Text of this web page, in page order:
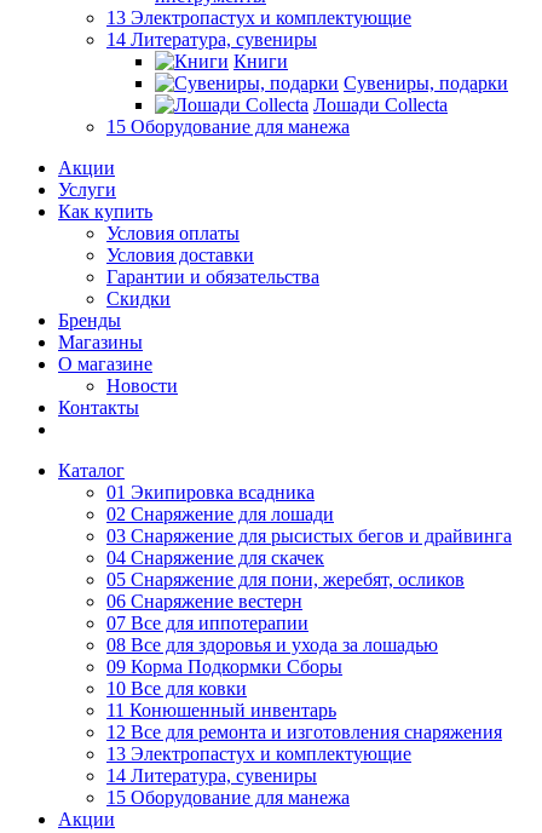
13 Электропастух и комплектующие
14 Литература, сувениры
Книги
Сувениры, подарки
Лошади Collecta
15 Оборудование для манежа
Акции
Услуги
Как купить
Условия оплаты
Условия доставки
Гарантии и обязательства
Скидки
Бренды
Магазины
О магазине
Новости
Контакты
Каталог
01 Экипировка всадника
02 Снаряжение для лошади
03 Снаряжение для рысистых бегов и драйвинга
04 Снаряжение для скачек
05 Снаряжение для пони, жеребят, осликов
06 Снаряжение вестерн
07 Все для иппотерапии
08 Все для здоровья и ухода за лошадью
09 Корма Подкормки Сборы
10 Все для ковки
11 Конюшенный инвентарь
12 Все для ремонта и изготовления снаряжения
13 Электропастух и комплектующие
14 Литература, сувениры
15 Оборудование для манежа
Акции